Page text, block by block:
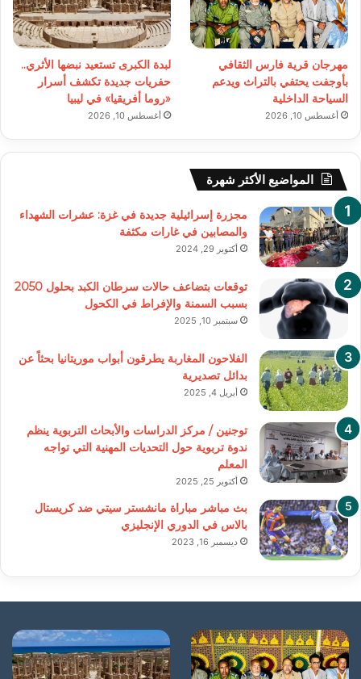
مهرجان قرية فارس الثقافي
بأوجفت يحتفي بالتراث ويدعم
السياحة الداخلية
أغسطس 10, 2026
لبدة الكبرى تستعيد نبضها الأثري..
حفريات جديدة تكشف أسرار
«روما أفريقيا» في ليبيا
أغسطس 10, 2026
المواضيع الأكثر شهرة
مجزرة إسرائيلية جديدة في غزة: عشرات الشهداء
والمصابين في غارات مكثفة
أكتوبر 29, 2024
توقعات بتضاعف حالات سرطان الكبد بحلول 2050
بسبب السمنة والإفراط في الكحول
سبتمبر 10, 2025
الفلاحون المغاربة يطرقون أبواب موريتانيا بحثاً عن
بدائل تصديرية
أبريل 4, 2025
توجنين / مركز الدراسات والأبحاث التربوية ينظم
ندوة تربوية حول التحديات المهنية التي تواجه
المعلم
أكتوبر 25, 2025
بث مباشر مباراة مانشستر سيتي ضد كريستال
بالاس في الدوري الإنجليزي
ديسمبر 16, 2023